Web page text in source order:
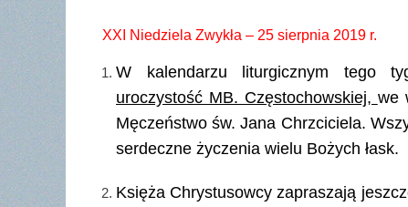
XXI Niedziela Zwykła – 25 sierpnia 2019 r.
W kalendarzu liturgicznym tego
uroczystość MB. Częstochowskiej, we
Męczeństwo św. Jana Chrzciciela.
serdeczne życzenia wielu Bożych łask.
Księża Chrystusowcy zapraszają